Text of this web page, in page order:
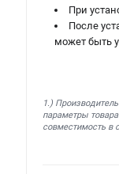
При
После
может быть
1.)
параметры
совместимость в